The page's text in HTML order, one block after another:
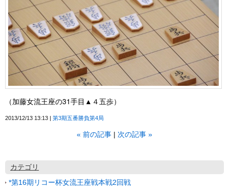
（加藤女流王座の31手目▲４五歩）
2013/12/13 13:13 第3期五番勝負第4局
« 前の記事 次の記事 »
カテゴリ
*第16期リコー杯女流王座戦本戦2回戦